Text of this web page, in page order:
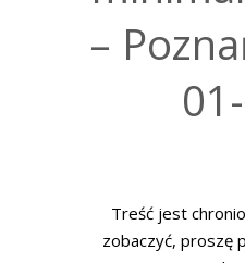
–
Treść jest
zobaczyć, proszę